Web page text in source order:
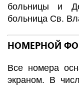
больницы и
больница Св.
НОМЕРНОЙ
Все номера
экраном. В